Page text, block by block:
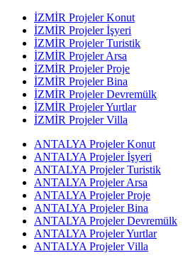
İZMİR Projeler Konut
İZMİR Projeler İşyeri
İZMİR Projeler Turistik
İZMİR Projeler Arsa
İZMİR Projeler Proje
İZMİR Projeler Bina
İZMİR Projeler Devremülk
İZMİR Projeler Yurtlar
İZMİR Projeler Villa
ANTALYA Projeler Konut
ANTALYA Projeler İşyeri
ANTALYA Projeler Turistik
ANTALYA Projeler Arsa
ANTALYA Projeler Proje
ANTALYA Projeler Bina
ANTALYA Projeler Devremülk
ANTALYA Projeler Yurtlar
ANTALYA Projeler Villa